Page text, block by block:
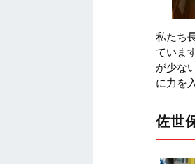
私たち
ていま
が少な
に力を
佐世